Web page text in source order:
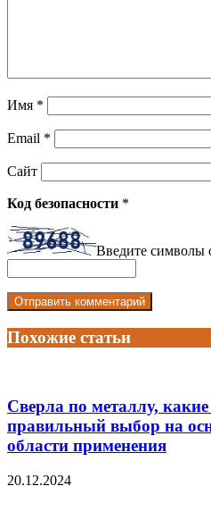
Имя *
Email *
Сайт
Код безопасности *
Введите символы
Похожие статьи
Сверла по металлу,
правильный выбор на
области применения
20.12.2024